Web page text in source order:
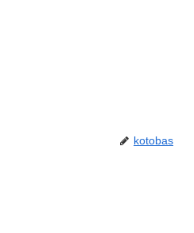
kotobas